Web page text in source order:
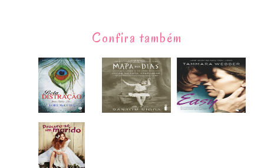
Confira também